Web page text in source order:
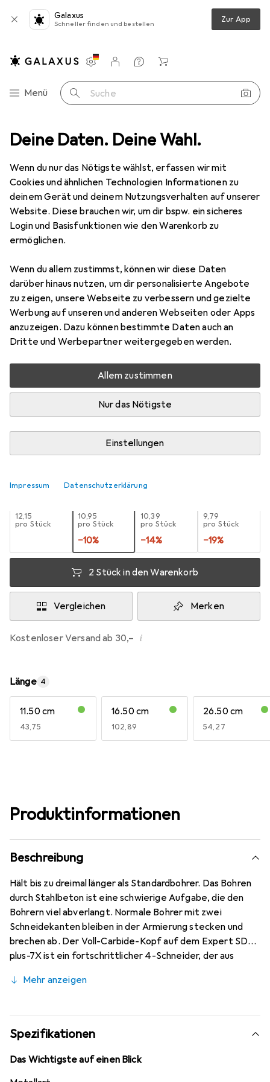
Deine Daten. Deine Wahl.
Wenn du nur das Nötigste wählst, erfassen wir mit
Cookies und ähnlichen Technologien Informationen zu
deinem Gerät und deinem Nutzungsverhalten auf unserer
Website. Diese brauchen wir, um dir bspw. ein sicheres
Login und Basisfunktionen wie den Warenkorb zu
ermöglichen.
Wenn du allem zustimmst, können wir diese Daten
darüber hinaus nutzen, um dir personalisierte Angebote
zu zeigen, unsere Webseite zu verbessern und gezielte
Werbung auf unseren und anderen Webseiten oder Apps
anzuzeigen. Dazu können bestimmte Daten auch an
Dritte und Werbepartner weitergegeben werden.
Allem zustimmen
Nur das Nötigste
Einstellungen
Impressum Datenschutzerklärung
Galaxus
Schneller finden und bestellen Zur App
Navigation nach Kategorien
Menü Suche
Einstellungen
Kundenkonto
Vergleichslisten
Merklisten
Warenkorb
Zubehör EXPERT SDS plus-7X Hammerbohrer, 6 x 200 x 265 mm
36 Bilder1 Video
MENGENRABATT
Bosch Professional ZubehörEXPERT
SDS plus-7X Hammerbohrer, 6 x 200 x
265 mm
6 Millimeter
Bewertungen
Zwischen Di, 11.8. und Do, 13.8. geliefert
Mehr als 10 Stück an Lager beim Lieferanten
EUR
12,15
pro Stück
EUR
10,95
pro Stück
−10%
EUR
10,39
pro Stück
−14%
EUR
9,79
pro Stück
−19%
2 Stück in den Warenkorb
Vergleichen Merken
Kostenloser Versand ab 30,– i
Länge 4
11.50 cm
EUR
43,75
16.50 cm
EUR
102,89
26.50 cm
EUR
54,27
Produktinformationen
Beschreibung
Hält bis zu dreimal länger als Standardbohrer. Das Bohren
durch Stahlbeton ist eine schwierige Aufgabe, die den
Bohrern viel abverlangt. Normale Bohrer mit zwei
Schneidekanten bleiben in der Armierung stecken und
brechen ab. Der Voll-Carbide-Kopf auf dem Expert SDS
plus-7X ist ein fortschrittlicher 4-Schneider, der aus
verklemmt nicht und zeigt keine Schwäche beim
des Voll-Carbide-Kopfs hält der Expert SDS plus-7X
weitaus länger als normale Hammerbohrer. Er dringt
effektiv durch die Armierung, sodass du nicht stoppen,
neu zielen oder den Bohrer wechseln musst, wenn du auf
Mehr anzeigen
Spezifikationen
Das Wichtigste auf einen Blick